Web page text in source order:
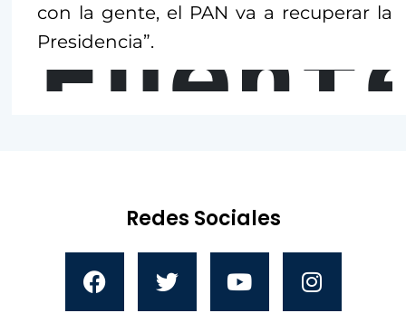
con la gente, el PAN va a recuperar la
Presidencia”.
Redes Sociales